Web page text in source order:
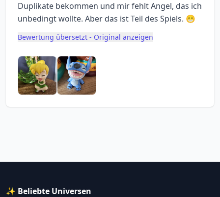
Duplikate bekommen und mir fehlt Angel, das ich
unbedingt wollte. Aber das ist Teil des Spiels. 😁
Bewertung übersetzt - Original anzeigen
✨ Beliebte Universen